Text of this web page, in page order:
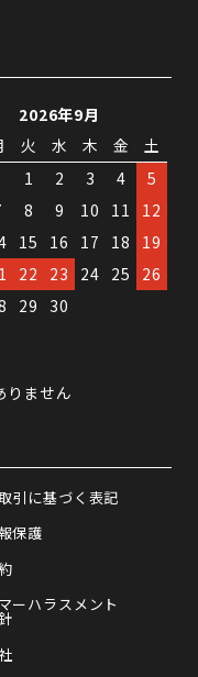
2026年9月
火 水 木 金
土
1
2 3 4
5
8 9 10 11
12
15 16 17 18
19
22 23 24 25
26
29 30
りません
引に基づく表記
保護
ーハラスメント